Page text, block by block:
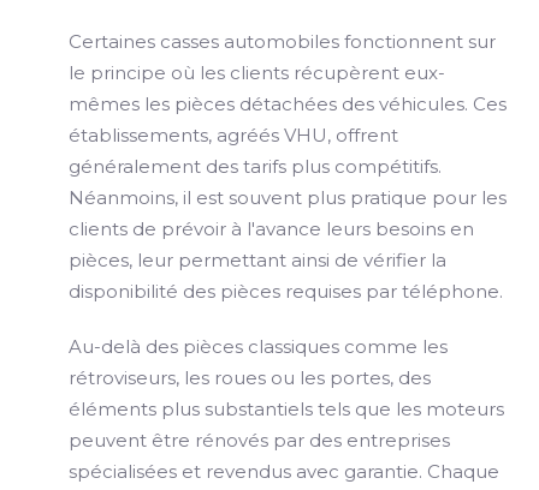
Certaines casses automobiles fonctionnent sur
le principe où les clients récupèrent eux-
mêmes les pièces détachées des véhicules. Ces
établissements, agréés VHU, offrent
généralement des tarifs plus compétitifs.
Néanmoins, il est souvent plus pratique pour les
clients de prévoir à l'avance leurs besoins en
pièces, leur permettant ainsi de vérifier la
disponibilité des pièces requises par téléphone.
Au-delà des pièces classiques comme les
rétroviseurs, les roues ou les portes, des
éléments plus substantiels tels que les moteurs
peuvent être rénovés par des entreprises
spécialisées et revendus avec garantie. Chaque